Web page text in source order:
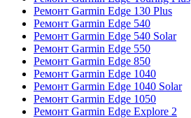
Ремонт Garmin Edge 130 Plus
Ремонт Garmin Edge 540
Ремонт Garmin Edge 540 Solar
Ремонт Garmin Edge 550
Ремонт Garmin Edge 850
Ремонт Garmin Edge 1040
Ремонт Garmin Edge 1040 Solar
Ремонт Garmin Edge 1050
Ремонт Garmin Edge Explore 2